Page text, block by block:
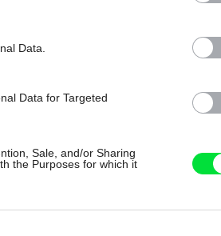
Data.
Data for Targeted
Sale, and/or Sharing
the Purposes for which it